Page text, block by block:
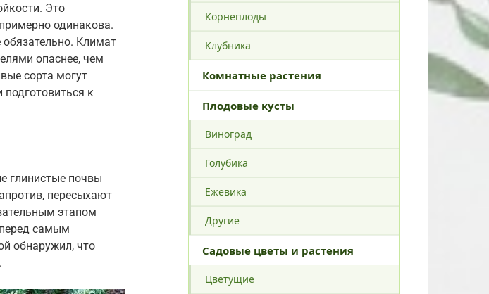
Это
одинакова.
обязательно. Климат
опаснее, чем
сорта могут
подготовиться к
глинистые почвы
пересыхают
этапом
самым
обнаружил, что
Корнеплоды
Клубника
Комнатные растения
Плодовые кусты
Виноград
Голубика
Ежевика
Другие
Садовые цветы и растения
Цветущие